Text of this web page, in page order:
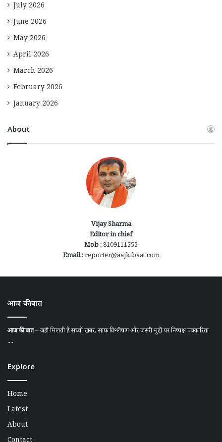
July 2026
June 2026
May 2026
April 2026
March 2026
February 2026
January 2026
About
Vijay Sharma
Editor in chief
Mob :8109111553
Email :reporter@aajkibaat.com
आज की बात
आज की बात– जहाँ मिलती है सच्ची खबर, साफ़ विश्लेषण और ज़रूरी मुद्दों पर निष्पक्ष पत्रकारिता
....
Explore
Home
Latest
About